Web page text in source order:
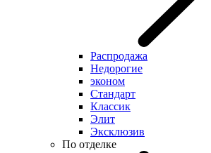
Распродажа
Недорогие
эконом
Стандарт
Классик
Элит
Эксклюзив
По отделке